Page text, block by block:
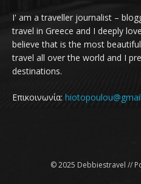
I' am a traveller journalist –
travel in Greece and I deeply
believe that is the most
travel all over the world and I
destinations.
Επικοινωνία:
© 2025 Debbiestravel //